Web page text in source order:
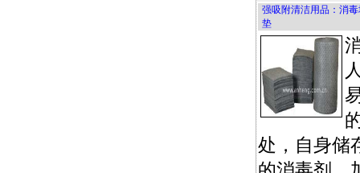
强吸附清洁用品：消
垫
处，自身储